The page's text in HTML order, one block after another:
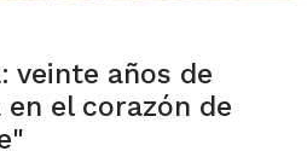
veinte años de
el corazón de